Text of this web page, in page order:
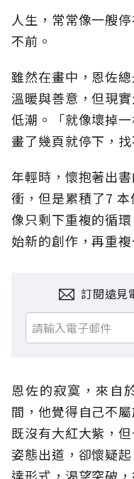
人生，常常像一艘
不前。
雖然在畫中，恩佐
溫暖與善意，但現
低潮。「就像壞掉
畫了幾頁就停下，
年輕時，懷抱著出
衝，但是累積了7
像只剩下重複的循
始新的創作，再重
訂閱遠見
恩佐的寂寞，來自
間，他覺得自己不
既沒有大紅大紫，
姿態出道，卻懷疑